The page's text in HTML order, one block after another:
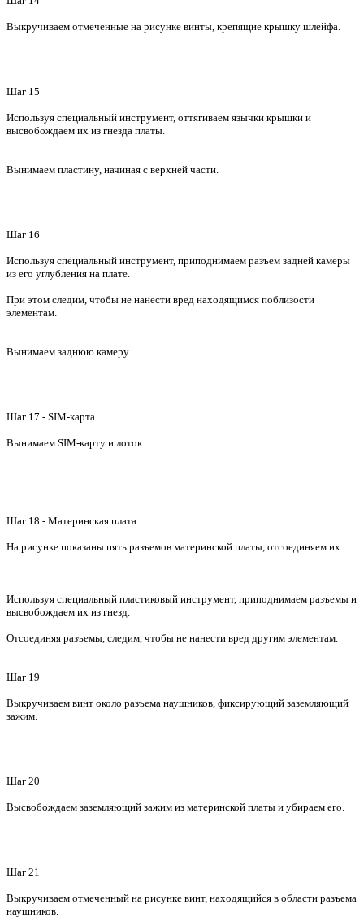
Выкручиваем отмеченные на рисунке винты, крепящие крышку шлейфа.
Шаг 15
Используя специальный инструмент, оттягиваем язычки крышки и
высвобождаем их из гнезда платы.
Вынимаем пластину, начиная с верхней части.
Шаг 16
Используя специальный инструмент, приподнимаем разъем задней камеры
из его углубления на плате.
При этом следим, чтобы не нанести вред находящимся поблизости
элементам.
Вынимаем заднюю камеру.
Шаг 17 - SIM-карта
Вынимаем SIM-карту и лоток.
Шаг 18 - Материнская плата
На рисунке показаны пять разъемов материнской платы, отсоединяем их.
Используя специальный пластиковый инструмент, приподнимаем разъемы и
высвобождаем их из гнезд.
Отсоединяя разъемы, следим, чтобы не нанести вред другим элементам.
Шаг 19
Выкручиваем винт около разъема наушников, фиксирующий заземляющий
зажим.
Шаг 20
Высвобождаем заземляющий зажим из материнской платы и убираем его.
Шаг 21
Выкручиваем отмеченный на рисунке винт, находящийся в области разъема
наушников.